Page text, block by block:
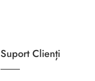
Suport Clienți